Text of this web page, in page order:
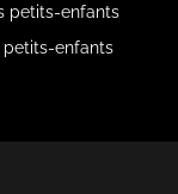
petits-enfants
petits-enfants